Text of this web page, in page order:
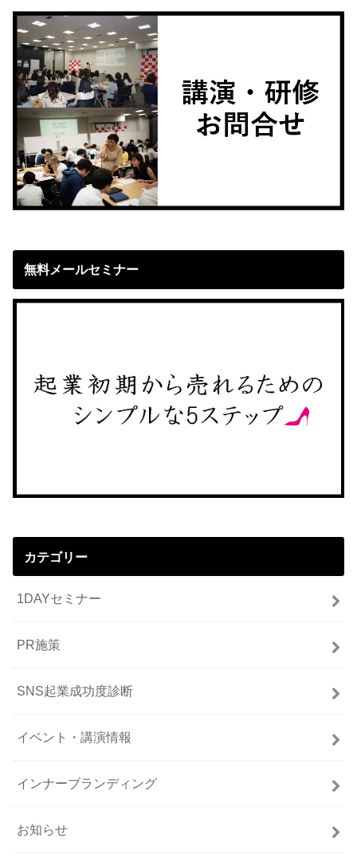
無料メールセミナー
カテゴリー
1DAYセミナー
PR施策
SNS起業成功度診断
イベント・講演情報
インナーブランディング
お知らせ